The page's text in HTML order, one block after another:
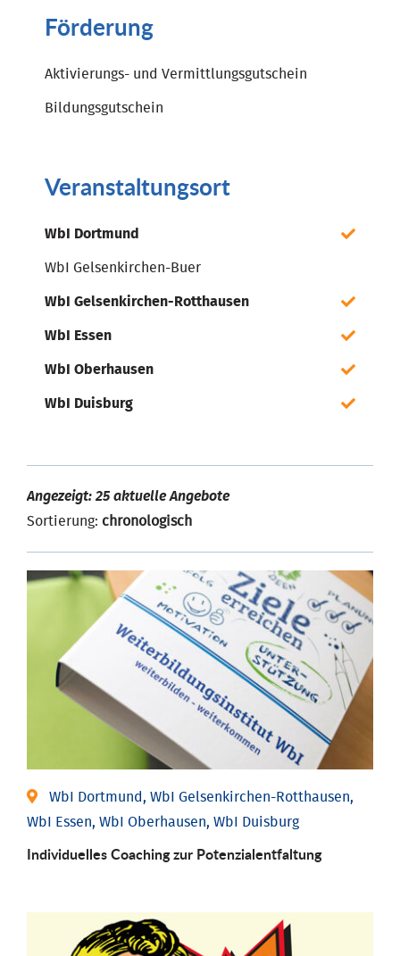
Förderung
Aktivierungs- und Vermittlungsgutschein
Bildungsgutschein
Veranstaltungsort
WbI Dortmund
WbI Gelsenkirchen-Buer
WbI Gelsenkirchen-Rotthausen
WbI Essen
WbI Oberhausen
WbI Duisburg
Angezeigt: 25 aktuelle Angebote
Sortierung: chronologisch
WbI Dortmund, WbI Gelsenkirchen-Rotthausen,
WbI Essen, WbI Oberhausen, WbI Duisburg
Individuelles Coaching zur Potenzialentfaltung